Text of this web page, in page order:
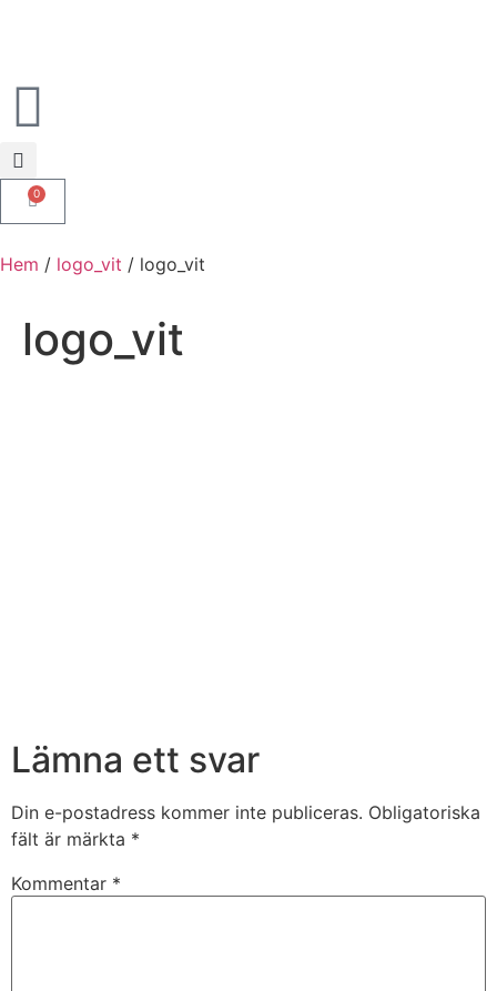
0
Hem / logo_vit / logo_vit
logo_vit
Lämna ett svar
Din e-postadress kommer inte publiceras. Obligatoriska
fält är märkta *
Kommentar *